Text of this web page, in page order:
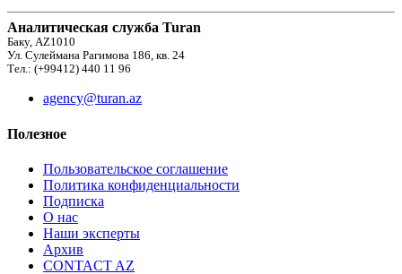
Аналитическая служба Turan
Баку, AZ1010
Ул. Сулеймана Рагимова 186, кв. 24
Тел.: (+99412) 440 11 96
agency@turan.az
Полезное
Пользовательское соглашение
Политика конфиденциальности
Подписка
О нас
Наши эксперты
Архив
CONTACT AZ